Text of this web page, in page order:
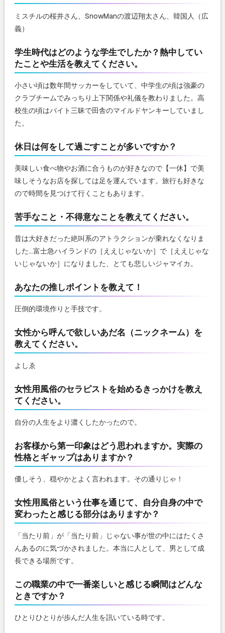
ミスチルの桜井さん、SnowManの渡辺翔太さん、韓国人（広
義）
学生時代はどのような学生でしたか？熱中してい
たことや生活を教えてください。
小さい頃は数年間サッカーをしていて、中学生の頃は強豪の
クラブチームでみっちり上下関係や礼儀を教わりました。高
校生の頃はバイト三昧で田舎のマイルドヤンキーしていまし
た。
休日は何をして過ごすことが多いですか？
美味しい食べ物やお酒に合うものが好きなので【一休】で美
味しそうなお店を探しては足を運んでいます。旅行も好きな
ので時間を見つけて行くこともあります。
苦手なこと・不得意なことを教えてください。
昔は大好きだった絶叫系のアトラクションが乗れなくなりま
した…富士急ハイランドの［ええじゃないか］で［ええじゃな
いじゃないか］になりました、とても悲しいジャマイカ。
あなたの推しポイントを教えて！
圧倒的環境作りと手技です。
女性から呼んで欲しいあだ名（ニックネーム）を
教えてください。
よしゑ
女性用風俗のセラピストを始めるきっかけを教え
てください。
自分の人生をより濃くしたかったので。
お客様から第一印象はどう思われますか。実際の
性格とギャップはありますか？
優しそう、穏やかとよく言われます。その通りじゃ！
女性用風俗という仕事を通じて、自分自身の中で
変わったと感じる部分はありますか？
「当たり前」が「当たり前」じゃない事が世の中にはたくさ
んあるのに気づかされました。本当に人として、男として成
長できる場所です。
この職業の中で一番楽しいと感じる瞬間はどんな
ときですか？
ひとりひとりが歩んだ人生を訊いている時です。